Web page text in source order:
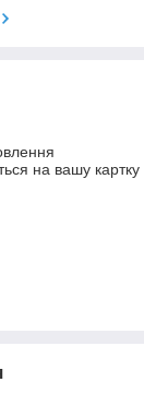
на вашу картку